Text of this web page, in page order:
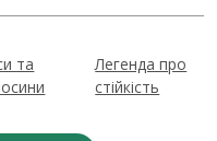
та
Легенда про
стійкість